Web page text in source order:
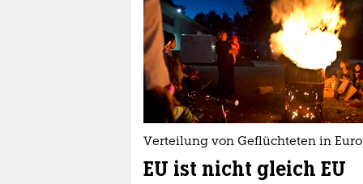
Verteilung von Geflüchteten in
EU ist nicht gleich EU